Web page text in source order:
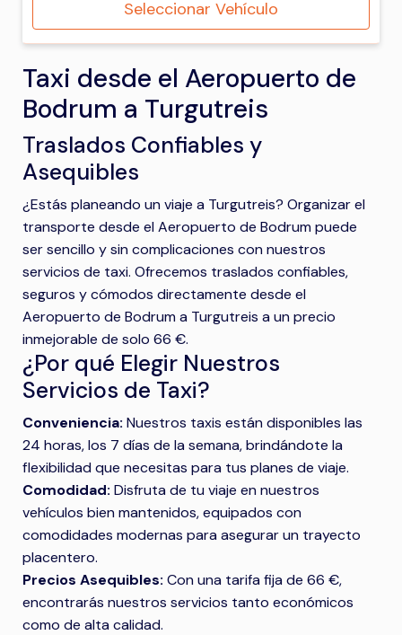
Seleccionar Vehículo
Taxi desde el Aeropuerto de
Bodrum a Turgutreis
Traslados Confiables y
Asequibles
¿Estás planeando un viaje a Turgutreis? Organizar el
transporte desde el Aeropuerto de Bodrum puede
ser sencillo y sin complicaciones con nuestros
servicios de taxi. Ofrecemos traslados confiables,
seguros y cómodos directamente desde el
Aeropuerto de Bodrum a Turgutreis a un precio
inmejorable de solo 66 €.
¿Por qué Elegir Nuestros
Servicios de Taxi?
Conveniencia: Nuestros taxis están disponibles las
24 horas, los 7 días de la semana, brindándote la
flexibilidad que necesitas para tus planes de viaje.
Comodidad: Disfruta de tu viaje en nuestros
vehículos bien mantenidos, equipados con
comodidades modernas para asegurar un trayecto
placentero.
Precios Asequibles: Con una tarifa fija de 66 €,
encontrarás nuestros servicios tanto económicos
como de alta calidad.